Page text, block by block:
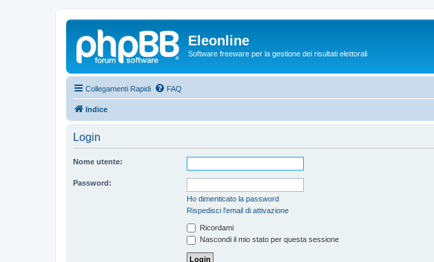
Eleonline
Software freeware per la gestione dei risultati elettorali
Collegamenti Rapidi FAQ
Indice
Login
Nome utente:
Password:
Ho dimenticato la password
Rispedisci l’email di attivazione
Ricordami
Nascondi il mio stato per questa sessione